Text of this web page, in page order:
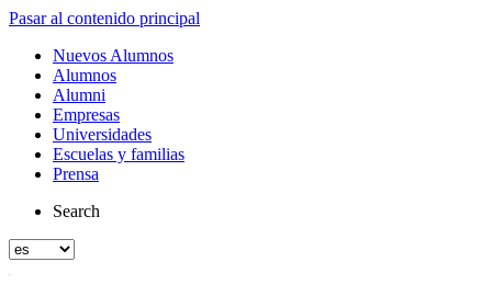
Pasar al contenido principal
Nuevos Alumnos
Alumnos
Alumni
Empresas
Universidades
Escuelas y familias
Prensa
Search